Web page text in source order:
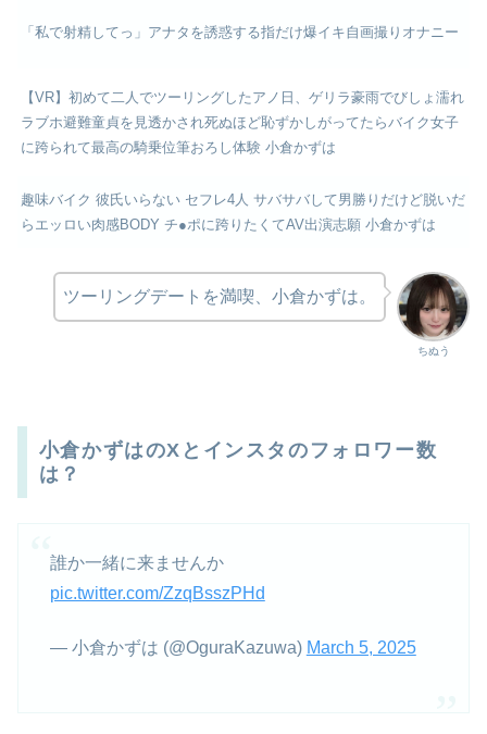
「私で射精してっ」アナタを誘惑する指だけ爆イキ自画撮りオナニー
【VR】初めて二人でツーリングしたアノ日、ゲリラ豪雨でびしょ濡れ
ラブホ避難童貞を見透かされ死ぬほど恥ずかしがってたらバイク女子
に跨られて最高の騎乗位筆おろし体験 小倉かずは
趣味バイク 彼氏いらない セフレ4人 サバサバして男勝りだけど脱いだ
らエッロい肉感BODY チ●ポに跨りたくてAV出演志願 小倉かずは
ちぬう
ツーリングデートを満喫、小倉かずは。
小倉かずはのXとインスタのフォロワー数
は？
誰か一緒に来ませんか
pic.twitter.com/ZzqBsszPHd
— 小倉かずは (@OguraKazuwa) March 5, 2025